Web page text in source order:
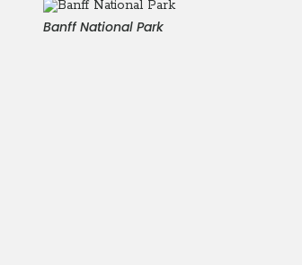
Banff National Park